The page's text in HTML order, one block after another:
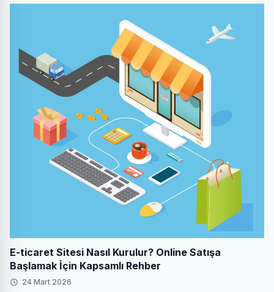
E-ticaret Sitesi Nasıl Kurulur? Online Satışa
Başlamak İçin Kapsamlı Rehber
24 Mart 2026